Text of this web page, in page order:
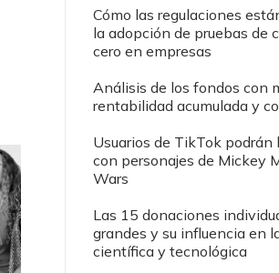
Cómo las regulaciones
la adopción de pruebas de
cero en empresas
Análisis de los fondos con
rentabilidad acumulada y
Usuarios de TikTok podrán
con personajes de Mickey
Wars
Las 15 donaciones
grandes y su influencia en
científica y tecnológica